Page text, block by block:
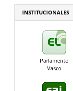
INSTITUCIONALES
Parlamento
Vasco